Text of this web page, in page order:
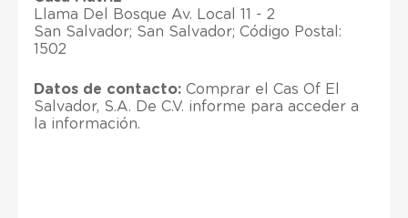
Llama Del Bosque Av. Local 11 - 2
San Salvador; San Salvador; Código Postal:
1502
Datos de contacto: Comprar el Cas Of El
Salvador, S.A. De C.V. informe para acceder a
la información.